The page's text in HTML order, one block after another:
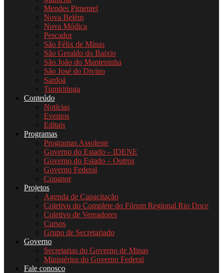
Mendes Pimentel
Nova Belém
Nova Módica
Pescador
São Félix de Minas
São Geraldo do Baixio
São João do Manteninha
São José do Divino
Sardoá
Tumiritinga
Conteúdo
Notícias
Eventos
Editais
Programas
Programas Assoleste
Governo do Estado – IDENE
Governo do Estado – Outros
Governo Federal
Copanor
Projetos
Agenda de Capacitação
Coletivo do Complete do Fórum Regional Rio Doce
Coletivo de Vereadores
Cursos
Grupo de Secretariado
Governo
Secretarias do Governo de Minas
Ministérios do Governo Federal
Fale conosco